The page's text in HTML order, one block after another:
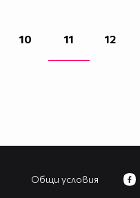
10 11 12
Общи условия